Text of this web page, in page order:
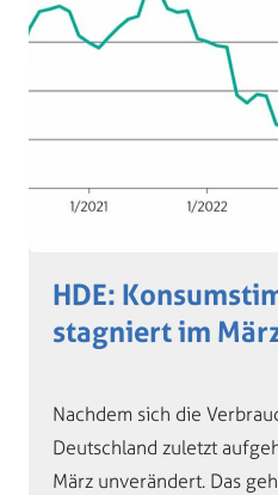
HDE:
stagniert im
Nachdem sich die
Deutschland zuletzt
März unverändert. Das